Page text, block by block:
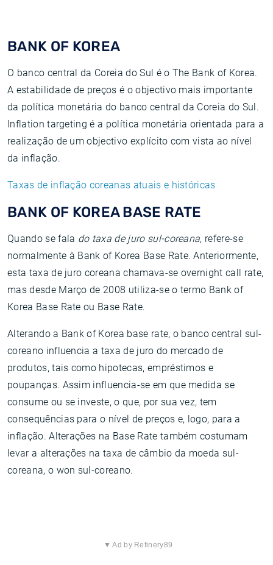
BANK OF KOREA
O banco central da Coreia do Sul é o The Bank of Korea.
A estabilidade de preços é o objectivo mais importante
da política monetária do banco central da Coreia do Sul.
Inflation targeting é a política monetária orientada para a
realização de um objectivo explícito com vista ao nível
da inflação.
Taxas de inflação coreanas atuais e históricas
BANK OF KOREA BASE RATE
Quando se fala do taxa de juro sul-coreana, refere-se
normalmente à Bank of Korea Base Rate. Anteriormente,
esta taxa de juro coreana chamava-se overnight call rate,
mas desde Março de 2008 utiliza-se o termo Bank of
Korea Base Rate ou Base Rate.
Alterando a Bank of Korea base rate, o banco central sul-
coreano influencia a taxa de juro do mercado de
produtos, tais como hipotecas, empréstimos e
poupanças. Assim influencia-se em que medida se
consume ou se investe, o que, por sua vez, tem
consequências para o nível de preços e, logo, para a
inflação. Alterações na Base Rate também costumam
levar a alterações na taxa de câmbio da moeda sul-
coreana, o won sul-coreano.
▼ Ad by Refinery89